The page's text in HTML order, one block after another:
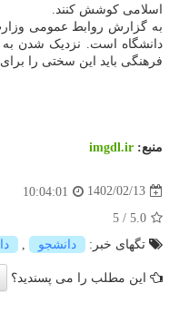
اسلامی کوشش کنند.
به گزارش روابط عمومی
دانشگاه است. نزدیک شدن به
فرهنگی باید این سختی را
منبع: imgdl.ir
1402/02/13
10:04:01
5.0
/
5
تگهای خبر:
دانشجو ,
این مطلب را می پسندید؟